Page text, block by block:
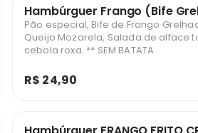
Hambúrguer Frango (Bife
Pão especial, Bife de Frango
Queijo Mozarela, Salada de alface
cebola roxa. ** SEM BATATA
R$ 24,90